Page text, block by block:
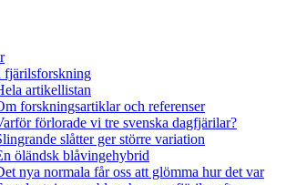
fjärilsforskning
artikellistan
forskningsartiklar och referenser
förlorade vi tre svenska dagfjärilar?
slåtter ger större variation
öländsk blåvingehybrid
nya normala får oss att glömma hur det var